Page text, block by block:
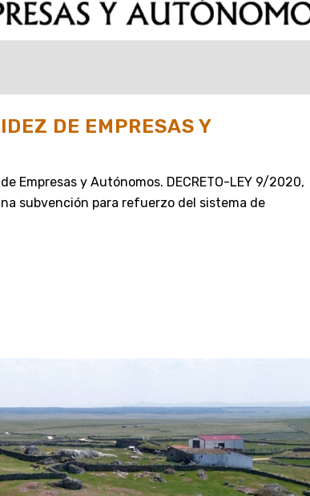
DE EMPRESAS Y
Empresas y Autónomos. DECRETO-LEY 9/2020,
subvención para refuerzo del sistema de